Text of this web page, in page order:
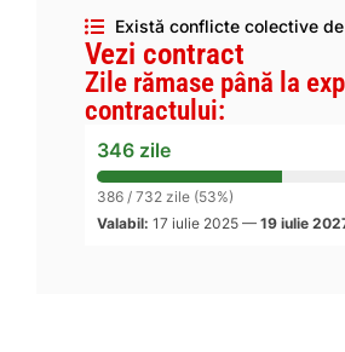
Există conflicte colective
Vezi contract
Zile rămase până la
contractului:
346 zile
386 / 732 zile (53%)
Valabil: 17 iulie 2025 — 19 iulie